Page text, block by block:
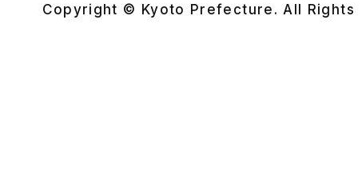
Copyright © Kyoto Prefecture. All Rights